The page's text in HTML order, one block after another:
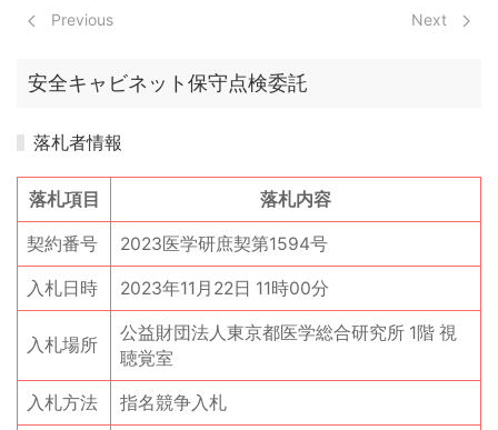
Previous Next
安全キャビネット保守点検委託
落札者情報
落札項目 落札内容
契約番号 2023医学研庶契第1594号
入札日時 2023年11月22日 11時00分
入札場所
公益財団法人東京都医学総合研究所 1階 視
聴覚室
入札方法 指名競争入札